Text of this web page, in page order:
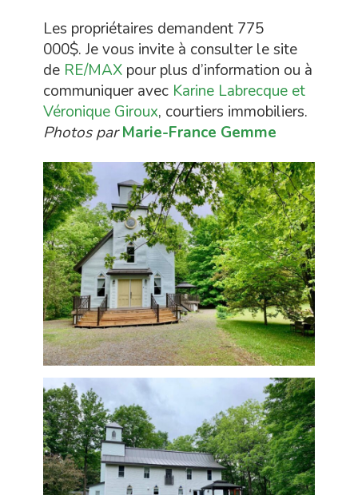
Les propriétaires demandent 775
000$. Je vous invite à consulter le site
de RE/MAX pour plus d’information ou à
communiquer avec Karine Labrecque et
Véronique Giroux, courtiers immobiliers.
Photos par Marie-France Gemme